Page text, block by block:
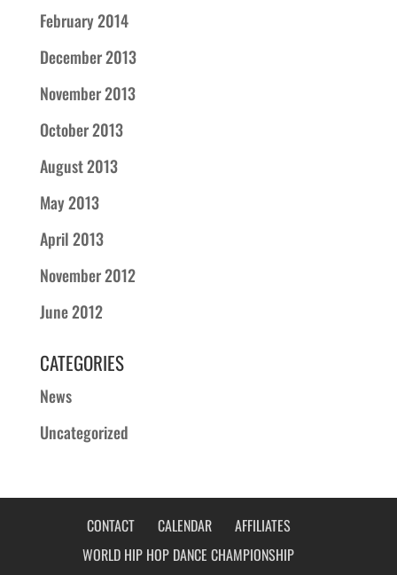
February 2014
December 2013
November 2013
October 2013
August 2013
May 2013
April 2013
November 2012
June 2012
CATEGORIES
News
Uncategorized
CONTACT CALENDAR
AFFILIATES
WORLD HIP HOP DANCE CHAMPIONSHIP